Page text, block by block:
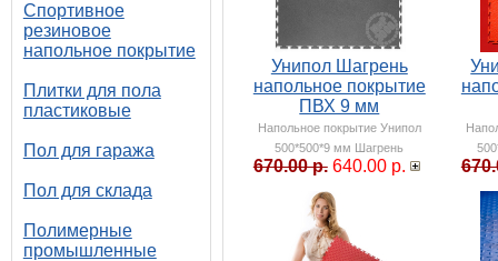
Спортивное
резиновое
напольное покрытие
Плитки для пола
пластиковые
Пол для гаража
Пол для склада
Полимерные
промышленные
Унипол Шагрень
напольное покрытие
ПВХ 9 мм
Напольное покрытие Унипол
500*500*9 мм Шагрень
670.00 р. 640.00 р.